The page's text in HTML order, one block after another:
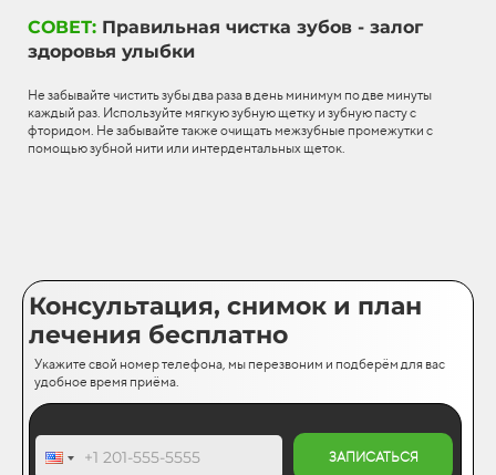
СОВЕТ: Правильная чистка зубов - залог
здоровья улыбки
Не забывайте чистить зубы два раза в день минимум по две минуты
каждый раз. Используйте мягкую зубную щетку и зубную пасту с
фторидом. Не забывайте также очищать межзубные промежутки с
помощью зубной нити или интердентальных щеток.
Консультация, снимок и план
лечения бесплатно
Укажите свой номер телефона, мы перезвоним и подберём для вас
удобное время приёма.
ЗАПИСАТЬСЯ